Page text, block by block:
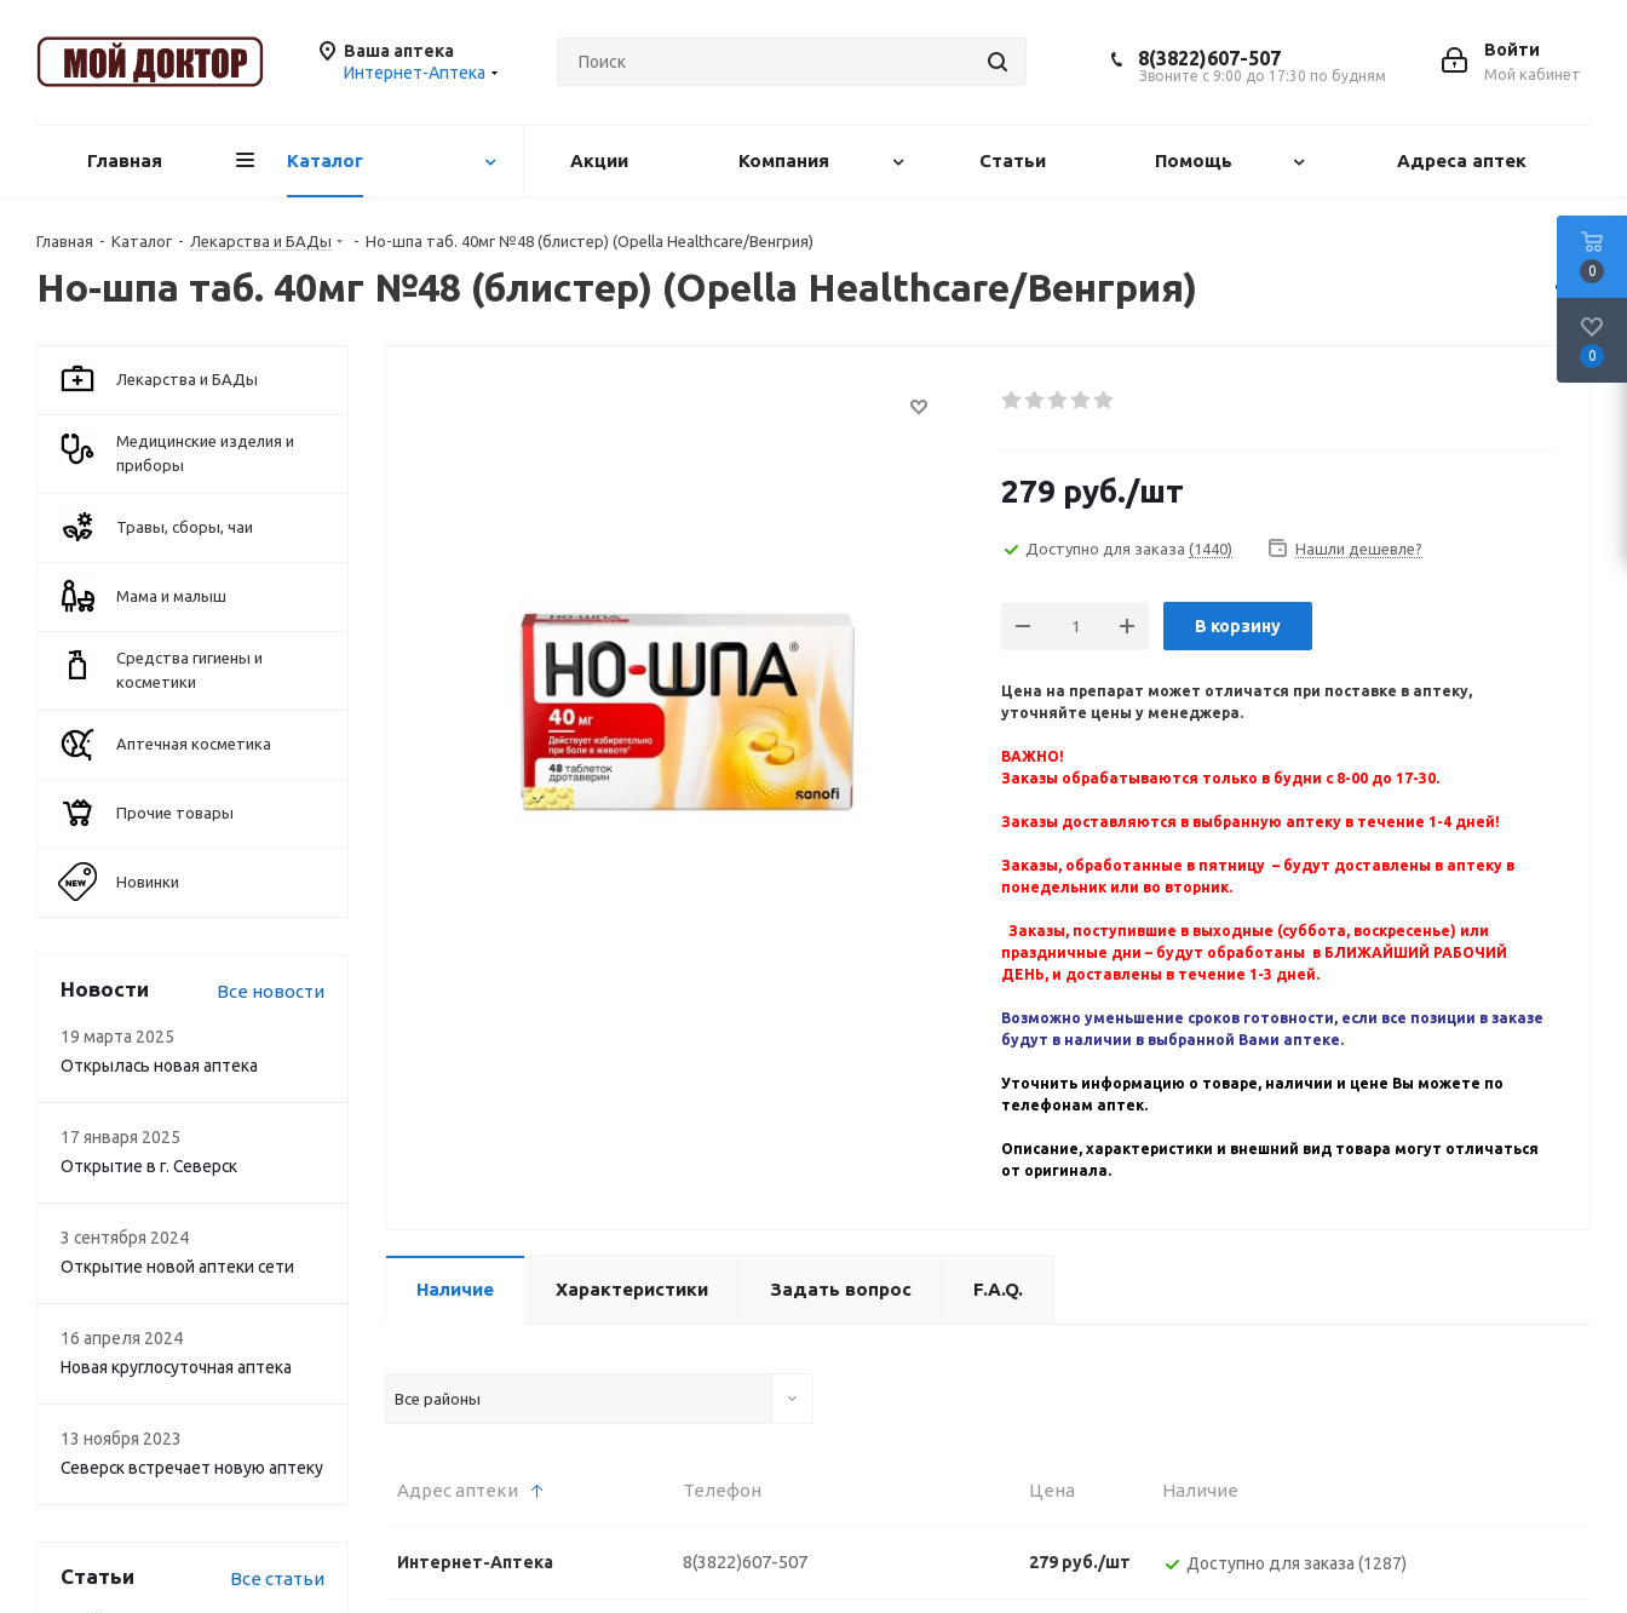
Ваша аптека
Интернет-Аптека
Войти
Мой кабинет
8(3822)607-507
Звоните с 9:00 до 17:30 по будням
Главная Каталог Акции Компания Статьи Помощь Адреса аптек
Главная - Каталог - Лекарства и БАДы - Но-шпа таб. 40мг №48 (блистер) (Opella Healthcare/Венгрия)
Но-шпа таб. 40мг №48 (блистер) (Opella Healthcare/Венгрия)
279 руб./шт
Доступно для заказа (1440) Нашли дешевле?
В корзину
Цена на препарат может отличатся при поставке в аптеку,
уточняйте цены у менеджера.
ВАЖНО!
Заказы обрабатываются только в будни с 8-00 до 17-30.
Заказы доставляются в выбранную аптеку в течение 1-4 дней!
Заказы, обработанные в пятницу – будут доставлены в аптеку в
понедельник или во вторник.
Заказы, поступившие в выходные (суббота, воскресенье) или
праздничные дни – будут обработаны в БЛИЖАЙШИЙ РАБОЧИЙ
ДЕНЬ, и доставлены в течение 1-3 дней.
Возможно уменьшение сроков готовности, если все позиции в заказе
будут в наличии в выбранной Вами аптеке.
Уточнить информацию о товаре, наличии и цене Вы можете по
телефонам аптек.
Описание, характеристики и внешний вид товара могут отличаться
от оригинала.
Наличие Характеристики Задать вопрос F.A.Q.
Все районы
Адрес аптеки Телефон Цена Наличие
Интернет-Аптека 8(3822)607-507 279 руб./шт Доступно для заказа (1287)
Лекарства и БАДы
Медицинские изделия и
приборы
Травы, сборы, чаи
Мама и малыш
Средства гигиены и
косметики
Аптечная косметика
Прочие товары
Новинки
Новости Все новости
19 марта 2025
Открылась новая аптека
17 января 2025
Открытие в г. Северск
3 сентября 2024
Открытие новой аптеки сети
16 апреля 2024
Новая круглосуточная аптека
13 ноября 2023
Северск встречает новую аптеку
Статьи Все статьи
0
0